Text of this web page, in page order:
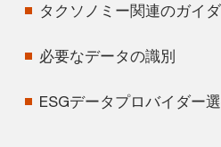
タクソノミー関連のガイ
必要なデータの識別
ESGデータプロバイダー